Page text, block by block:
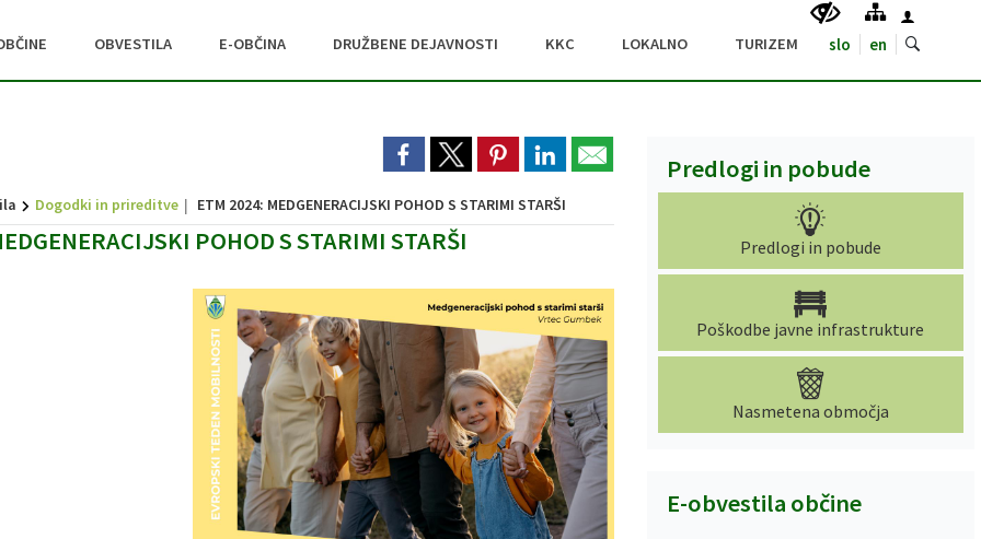
OBVESTILA E-OBČINA DRUŽBENE DEJAVNOSTI KKC LOKALNO TURIZEM slo en
Dogodki in prireditve ETM 2024: MEDGENERACIJSKI POHOD S STARIMI STARŠI
POHOD S STARIMI STARŠI
Predlogi in pobude
Predlogi in pobude
Poškodbe javne infrastrukture
Nasmetena območja
E-obvestila občine